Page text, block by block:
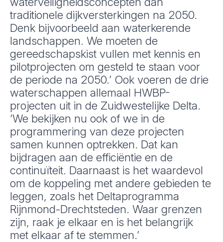
traditionele dijkversterkingen na 2050.
Denk bijvoorbeeld aan waterkerende
landschappen. We moeten de
gereedschapskist vullen met kennis en
pilotprojecten om gesteld te staan voor
de periode na 2050.’ Ook voeren de drie
waterschappen allemaal HWBP-
projecten uit in de Zuidwestelijke Delta.
‘We bekijken nu ook of we in de
programmering van deze projecten
samen kunnen optrekken. Dat kan
bijdragen aan de efficiëntie en de
continuïteit. Daarnaast is het waardevol
om de koppeling met andere gebieden te
leggen, zoals het Deltaprogramma
Rijnmond-Drechtsteden. Waar grenzen
zijn, raak je elkaar en is het belangrijk
met elkaar af te stemmen.’